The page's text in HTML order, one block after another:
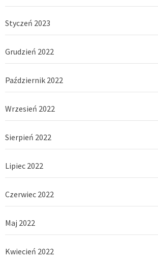
Styczeń 2023
Grudzień 2022
Październik 2022
Wrzesień 2022
Sierpień 2022
Lipiec 2022
Czerwiec 2022
Maj 2022
Kwiecień 2022